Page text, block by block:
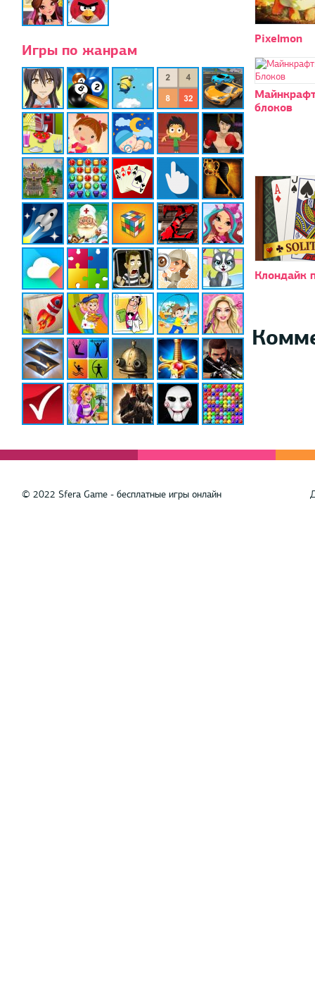
Игры по жанрам
Pixelmon
блоков
Клондайк
© 2022 Sfera Game - бесплатные игры онлайн